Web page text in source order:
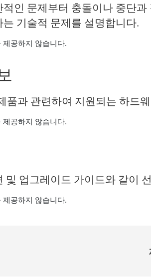
인 문제부터 충돌이나 중단과
기술적 문제를 설명합니다.
공하지 않습니다.
품과 관련하여 지원되는 하드
공하지 않습니다.
및 업그레이드 가이드와 같이
공하지 않습니다.